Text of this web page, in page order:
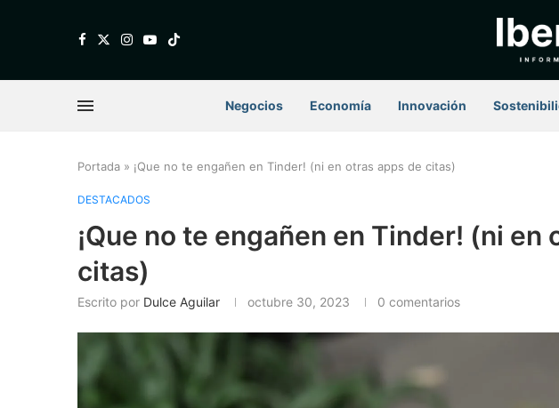
Negocios Economía Innovación
Portada » ¡Que no te engañen en Tinder! (ni en otras apps de citas)
DESTACADOS
¡Que no te engañen en Tinder! (ni en
citas)
Escrito por Dulce Aguilar octubre 30, 2023 0 comentarios